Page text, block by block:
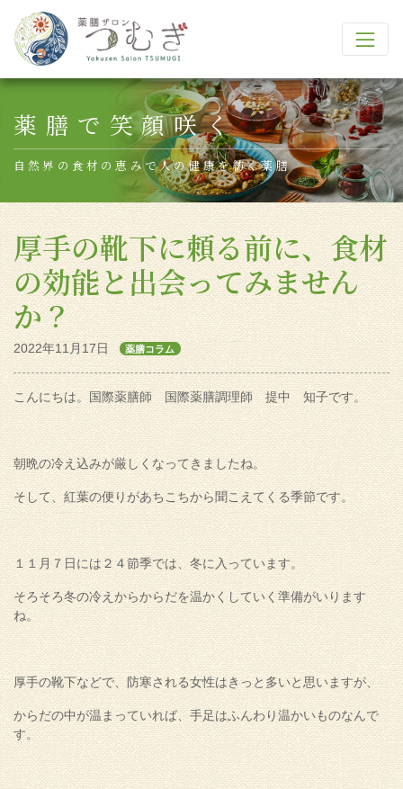
Main Navigation
薬膳で笑顔咲く
自然界の食材の恵みで人の健康を紡ぐ薬膳
厚手の靴下に頼る前に、食材
の効能と出会ってみません
か？
2022年11月17日 薬膳コラム
こんにちは。国際薬膳師 国際薬膳調理師 提中 知子です。
朝晩の冷え込みが厳しくなってきましたね。
そして、紅葉の便りがあちこちから聞こえてくる季節です。
１１月７日には２４節季では、冬に入っています。
そろそろ冬の冷えからからだを温かくしていく準備がいります
ね。
厚手の靴下などで、防寒される女性はきっと多いと思いますが、
からだの中が温まっていれば、手足はふんわり温かいものなんで
す。